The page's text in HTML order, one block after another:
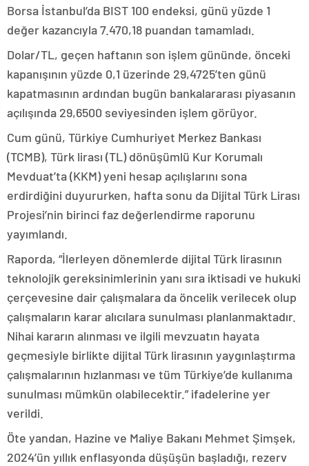
Borsa İstanbul’da BIST 100 endeksi, günü yüzde 1
değer kazancıyla 7.470,18 puandan tamamladı.
Dolar/TL, geçen haftanın son işlem gününde, önceki
kapanışının yüzde 0,1 üzerinde 29,4725’ten günü
kapatmasının ardından bugün bankalararası piyasanın
açılışında 29,6500 seviyesinden işlem görüyor.
Cum günü, Türkiye Cumhuriyet Merkez Bankası
(TCMB), Türk lirası (TL) dönüşümlü Kur Korumalı
Mevduat’ta (KKM) yeni hesap açılışlarını sona
erdirdiğini duyururken, hafta sonu da Dijital Türk Lirası
Projesi’nin birinci faz değerlendirme raporunu
yayımlandı.
Raporda, “İlerleyen dönemlerde dijital Türk lirasının
teknolojik gereksinimlerinin yanı sıra iktisadi ve hukuki
çerçevesine dair çalışmalara da öncelik verilecek olup
çalışmaların karar alıcılara sunulması planlanmaktadır.
Nihai kararın alınması ve ilgili mevzuatın hayata
geçmesiyle birlikte dijital Türk lirasının yaygınlaştırma
çalışmalarının hızlanması ve tüm Türkiye’de kullanıma
sunulması mümkün olabilecektir.” ifadelerine yer
verildi.
Öte yandan, Hazine ve Maliye Bakanı Mehmet Şimşek,
2024’ün yıllık enflasyonda düşüşün başladığı, rezerv